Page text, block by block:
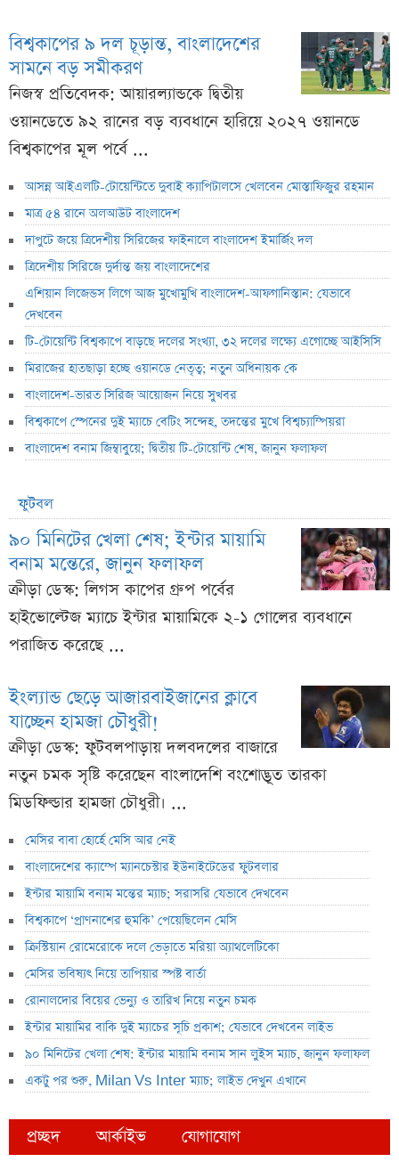
বিশ্বকাপের ৯ দল চূড়ান্ত, বাংলাদেশের
সামনে বড় সমীকরণ
নিজস্ব প্রতিবেদক: আয়ারল্যান্ডকে দ্বিতীয়
ওয়ানডেতে ৯২ রানের বড় ব্যবধানে হারিয়ে ২০২৭ ওয়ানডে
বিশ্বকাপের মূল পর্বে ...
আসন্ন আইএলটি-টোয়েন্টিতে দুবাই ক্যাপিটালসে খেলবেন মোস্তাফিজুর রহমান
মাত্র ৫৪ রানে অলআউট বাংলাদেশ
দাপুটে জয়ে ত্রিদেশীয় সিরিজের ফাইনালে বাংলাদেশ ইমার্জিং দল
ত্রিদেশীয় সিরিজে দুর্দান্ত জয় বাংলাদেশের
এশিয়ান লিজেন্ডস লিগে আজ মুখোমুখি বাংলাদেশ-আফগানিস্তান: যেভাবে
দেখবেন
টি-টোয়েন্টি বিশ্বকাপে বাড়ছে দলের সংখ্যা, ৩২ দলের লক্ষ্যে এগোচ্ছে আইসিসি
মিরাজের হাতছাড়া হচ্ছে ওয়ানডে নেতৃত্ব; নতুন অধিনায়ক কে
বাংলাদেশ-ভারত সিরিজ আয়োজন নিয়ে সুখবর
বিশ্বকাপে স্পেনের দুই ম্যাচে বেটিং সন্দেহ, তদন্তের মুখে বিশ্বচ্যাম্পিয়রা
বাংলাদেশ বনাম জিম্বাবুয়ে; দ্বিতীয় টি-টোয়েন্টি শেষ, জানুন ফলাফল
ফুটবল
৯০ মিনিটের খেলা শেষ; ইন্টার মায়ামি
বনাম মন্তেরে, জানুন ফলাফল
ক্রীড়া ডেস্ক: লিগস কাপের গ্রুপ পর্বের
হাইভোল্টেজ ম্যাচে ইন্টার মায়ামিকে ২-১ গোলের ব্যবধানে
পরাজিত করেছে ...
ইংল্যান্ড ছেড়ে আজারবাইজানের ক্লাবে
যাচ্ছেন হামজা চৌধুরী!
ক্রীড়া ডেস্ক: ফুটবলপাড়ায় দলবদলের বাজারে
নতুন চমক সৃষ্টি করেছেন বাংলাদেশি বংশোদ্ভূত তারকা
মিডফিল্ডার হামজা চৌধুরী। ...
মেসির বাবা হোর্হে মেসি আর নেই
বাংলাদেশের ক্যাম্পে ম্যানচেস্টার ইউনাইটেডের ফুটবলার
ইন্টার মায়ামি বনাম মন্তের ম্যাচ; সরাসরি যেভাবে দেখবেন
বিশ্বকাপে ‘প্রাণনাশের হুমকি’ পেয়েছিলেন মেসি
ক্রিস্টিয়ান রোমেরোকে দলে ভেড়াতে মরিয়া অ্যাথলেটিকো
মেসির ভবিষ্যৎ নিয়ে তাপিয়ার স্পষ্ট বার্তা
রোনালদোর বিয়ের ভেন্যু ও তারিখ নিয়ে নতুন চমক
ইন্টার মায়ামির বাকি দুই ম্যাচের সূচি প্রকাশ; যেভাবে দেখবেন লাইভ
৯০ মিনিটের খেলা শেষ: ইন্টার মায়ামি বনাম সান লুইস ম্যাচ, জানুন ফলাফল
একটু পর শুরু, Milan Vs Inter ম্যাচ; লাইভ দেখুন এখানে
প্রচ্ছদ আর্কাইভ যোগাযোগ